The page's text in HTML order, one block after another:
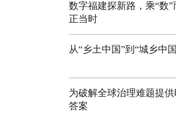
数字福建探新路，乘“数”
正当时
从“乡土中国”到“城乡中
为破解全球治理难题提
答案